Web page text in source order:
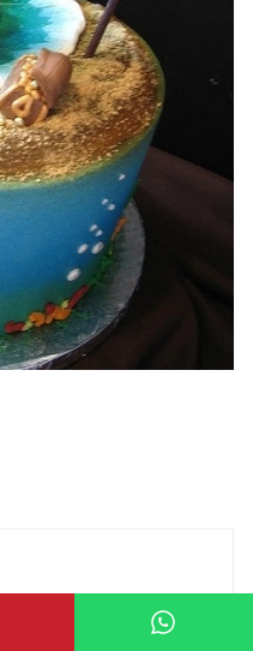
bolos, criadora